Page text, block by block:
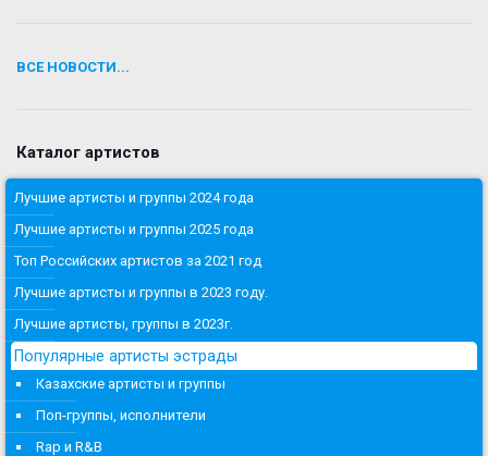
ВСЕ НОВОСТИ...
Каталог артистов
Лучшие артисты и группы 2024 года
Лучшие артисты и группы 2025 года
Топ Российских артистов за 2021 год
Лучшие артисты и группы в 2023 году.
Лучшие артисты, группы в 2023г.
Популярные артисты эстрады
Казахские артисты и группы
Поп-группы, исполнители
Rap и R&B